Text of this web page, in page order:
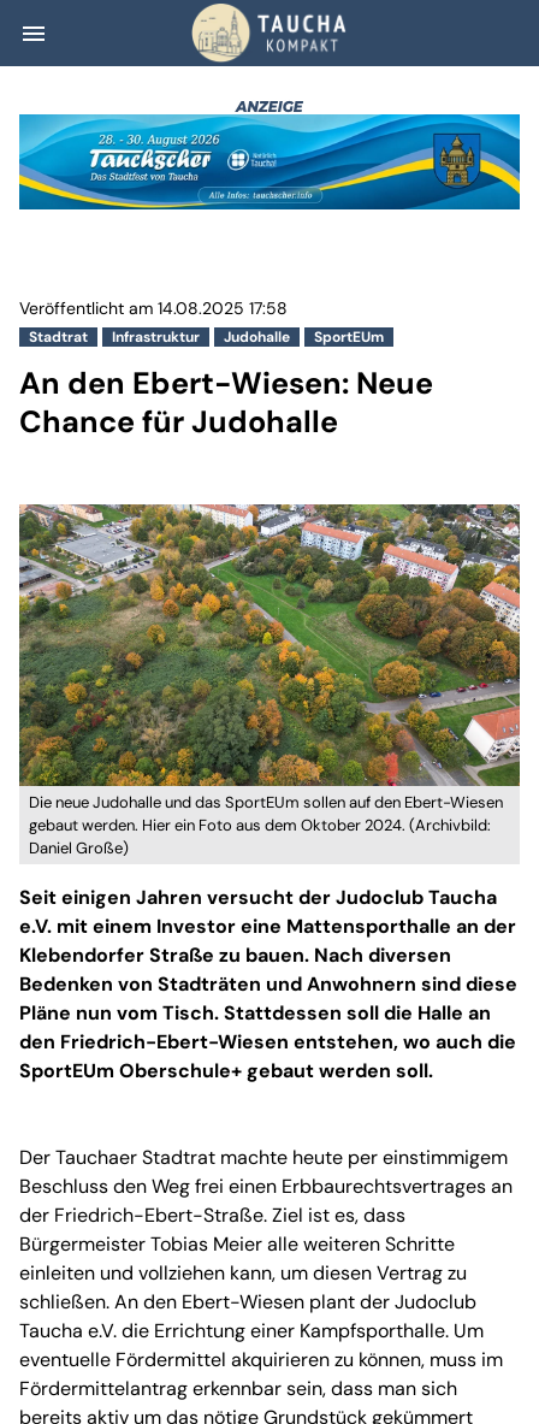
menu An den Ebert-
Stadtrat Infrastruktur Judohalle SportEUm
Veröffentlicht am 14.08.2025 17:58
An den Ebert-Wiesen: Neue
Chance für Judohalle
Die neue Judohalle und das SportEUm sollen auf den Ebert-Wiesen
gebaut werden. Hier ein Foto aus dem Oktober 2024. (Archivbild:
Daniel Große)
Seit einigen Jahren versucht der Judoclub Taucha
e.V. mit einem Investor eine Mattensporthalle an der
Klebendorfer Straße zu bauen. Nach diversen
Bedenken von Stadträten und Anwohnern sind diese
Pläne nun vom Tisch. Stattdessen soll die Halle an
den Friedrich-Ebert-Wiesen entstehen, wo auch die
SportEUm Oberschule+ gebaut werden soll.
Der Tauchaer Stadtrat machte heute per einstimmigem
Beschluss den Weg frei einen Erbbaurechtsvertrages an
der Friedrich-Ebert-Straße. Ziel ist es, dass
Bürgermeister Tobias Meier alle weiteren Schritte
einleiten und vollziehen kann, um diesen Vertrag zu
schließen. An den Ebert-Wiesen plant der Judoclub
Taucha e.V. die Errichtung einer Kampfsporthalle. Um
eventuelle Fördermittel akquirieren zu können, muss im
Fördermittelantrag erkennbar sein, dass man sich
bereits aktiv um das nötige Grundstück gekümmert